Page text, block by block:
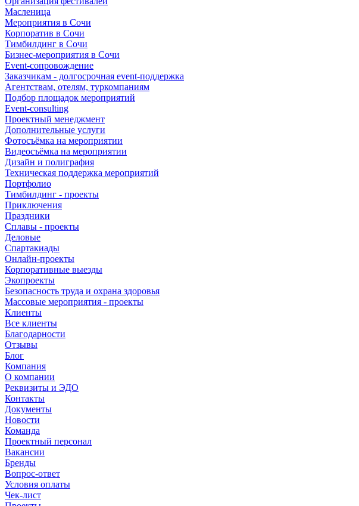
Масленица
Мероприятия в Сочи
Корпоратив в Сочи
Тимбилдинг в Сочи
Бизнес-мероприятия в Сочи
Event-сопровождение
Заказчикам - долгосрочная event-поддержка
Агентствам, отелям, туркомпаниям
Подбор площадок мероприятий
Event-consulting
Проектный менеджмент
Дополнительные услуги
Фотосъёмка на мероприятии
Видеосъёмка на мероприятии
Дизайн и полиграфия
Техническая поддержка мероприятий
Портфолио
Тимбилдинг - проекты
Приключения
Праздники
Сплавы - проекты
Деловые
Спартакиады
Онлайн-проекты
Корпоративные выезды
Экопроекты
Безопасность труда и охрана здоровья
Массовые мероприятия - проекты
Клиенты
Все клиенты
Благодарности
Отзывы
Блог
Компания
О компании
Реквизиты и ЭДО
Контакты
Документы
Новости
Команда
Проектный персонал
Вакансии
Бренды
Вопрос-ответ
Условия оплаты
Чек-лист